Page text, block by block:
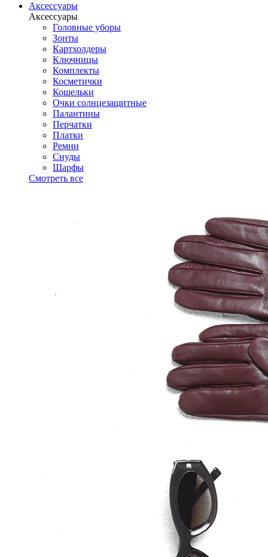
Аксессуары
Аксессуары
Головные уборы
Зонты
Картхолдеры
Ключницы
Комплекты
Косметички
Кошельки
Очки солнцезащитные
Палантины
Перчатки
Платки
Ремни
Снуды
Шарфы
Смотреть все